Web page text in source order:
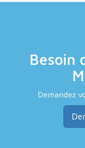
Besoin
Demandez